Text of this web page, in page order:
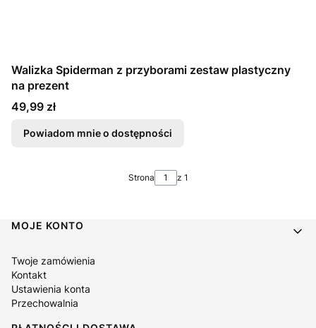
Walizka Spiderman z przyborami zestaw plastyczny
na prezent
Cena
49,99 zł
Powiadom mnie o dostępności
Strona z 1
Linki w stopce
MOJE KONTO
Twoje zamówienia
Kontakt
Ustawienia konta
Przechowalnia